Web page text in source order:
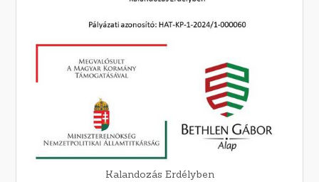
Kalandozás Erdélyben